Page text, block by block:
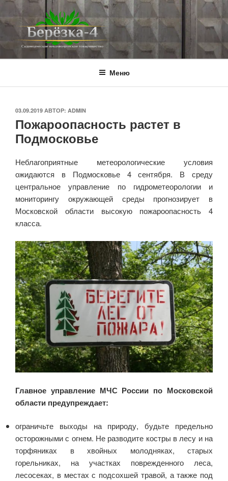
Перейти
к
содержимому
BEREZKA4.RU
СНТ Берёзка-4
Меню
ОПУБЛИКОВАНО
03.09.2019 АВТОР: ADMIN
Пожароопасность растет в
Подмосковье
Неблагоприятные метеорологические условия
ожидаются в Подмосковье 4 сентября. В среду
центральное управление по гидрометеорологии и
мониторингу окружающей среды прогнозирует в
Московской области высокую пожароопасность 4
класса.
Главное управление МЧС России по Московской
области предупреждает:
ограничьте выходы на природу, будьте предельно
осторожными с огнем. Не разводите костры в лесу и на
торфяниках в хвойных молодняках, старых
горельниках, на участках поврежденного леса,
лесосеках, в местах с подсохшей травой, а также под